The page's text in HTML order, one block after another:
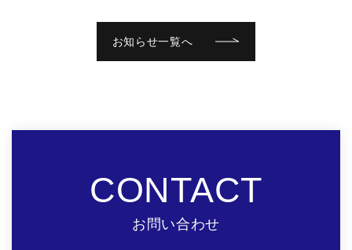
お知らせ一覧へ
CONTACT
お問い合わせ